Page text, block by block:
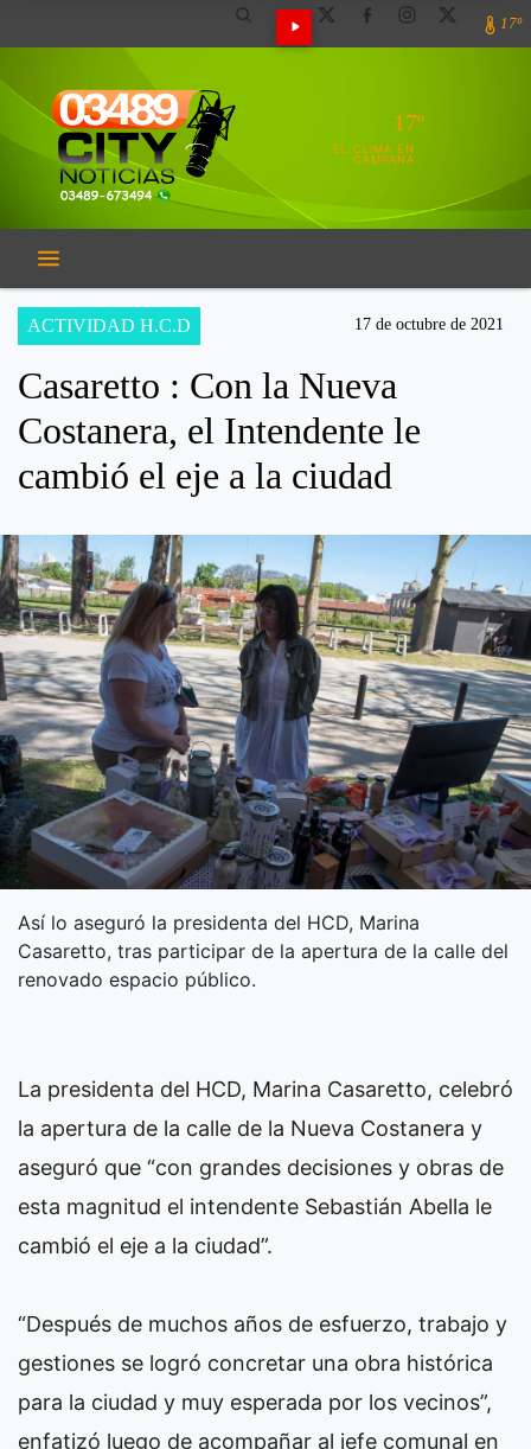
17º
17º
EL CLIMA EN
CAMPANA
ACTIVIDAD H.C.D 17 de octubre de 2021
Casaretto : Con la Nueva
Costanera, el Intendente le
cambió el eje a la ciudad
Así lo aseguró la presidenta del HCD, Marina
Casaretto, tras participar de la apertura de la calle del
renovado espacio público.
La presidenta del HCD, Marina Casaretto, celebró
la apertura de la calle de la Nueva Costanera y
aseguró que “con grandes decisiones y obras de
esta magnitud el intendente Sebastián Abella le
cambió el eje a la ciudad”.
“Después de muchos años de esfuerzo, trabajo y
gestiones se logró concretar una obra histórica
para la ciudad y muy esperada por los vecinos”,
enfatizó luego de acompañar al jefe comunal en